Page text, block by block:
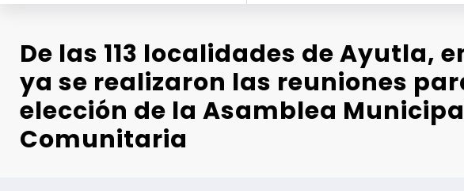
De las 113 localidades de Ayutla, en
ya se realizaron las reuniones
elección de la Asamblea
Comunitaria